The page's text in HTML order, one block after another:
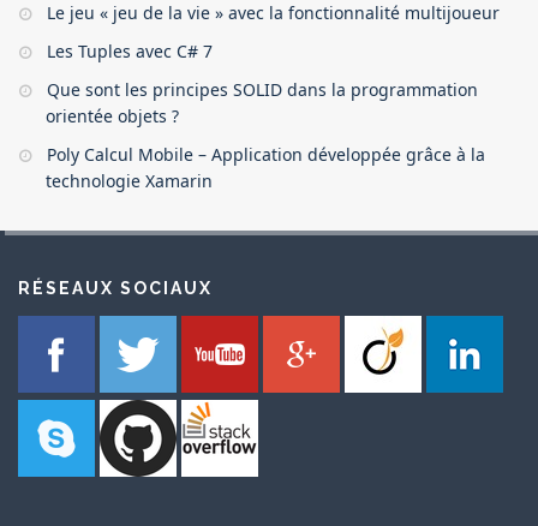
Le jeu « jeu de la vie » avec la fonctionnalité multijoueur
Les Tuples avec C# 7
Que sont les principes SOLID dans la programmation
orientée objets ?
Poly Calcul Mobile – Application développée grâce à la
technologie Xamarin
RÉSEAUX SOCIAUX